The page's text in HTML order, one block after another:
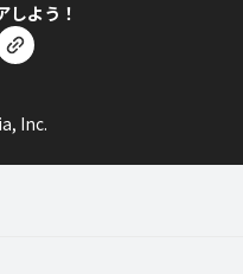
しよう！
Inc.